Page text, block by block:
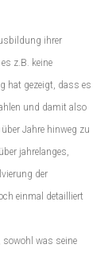
ihrer
z.B. keine
hat gezeigt, dass es
und damit also
Jahre hinweg zu
jahrelanges,
der
einmal detailliert
sowohl was seine